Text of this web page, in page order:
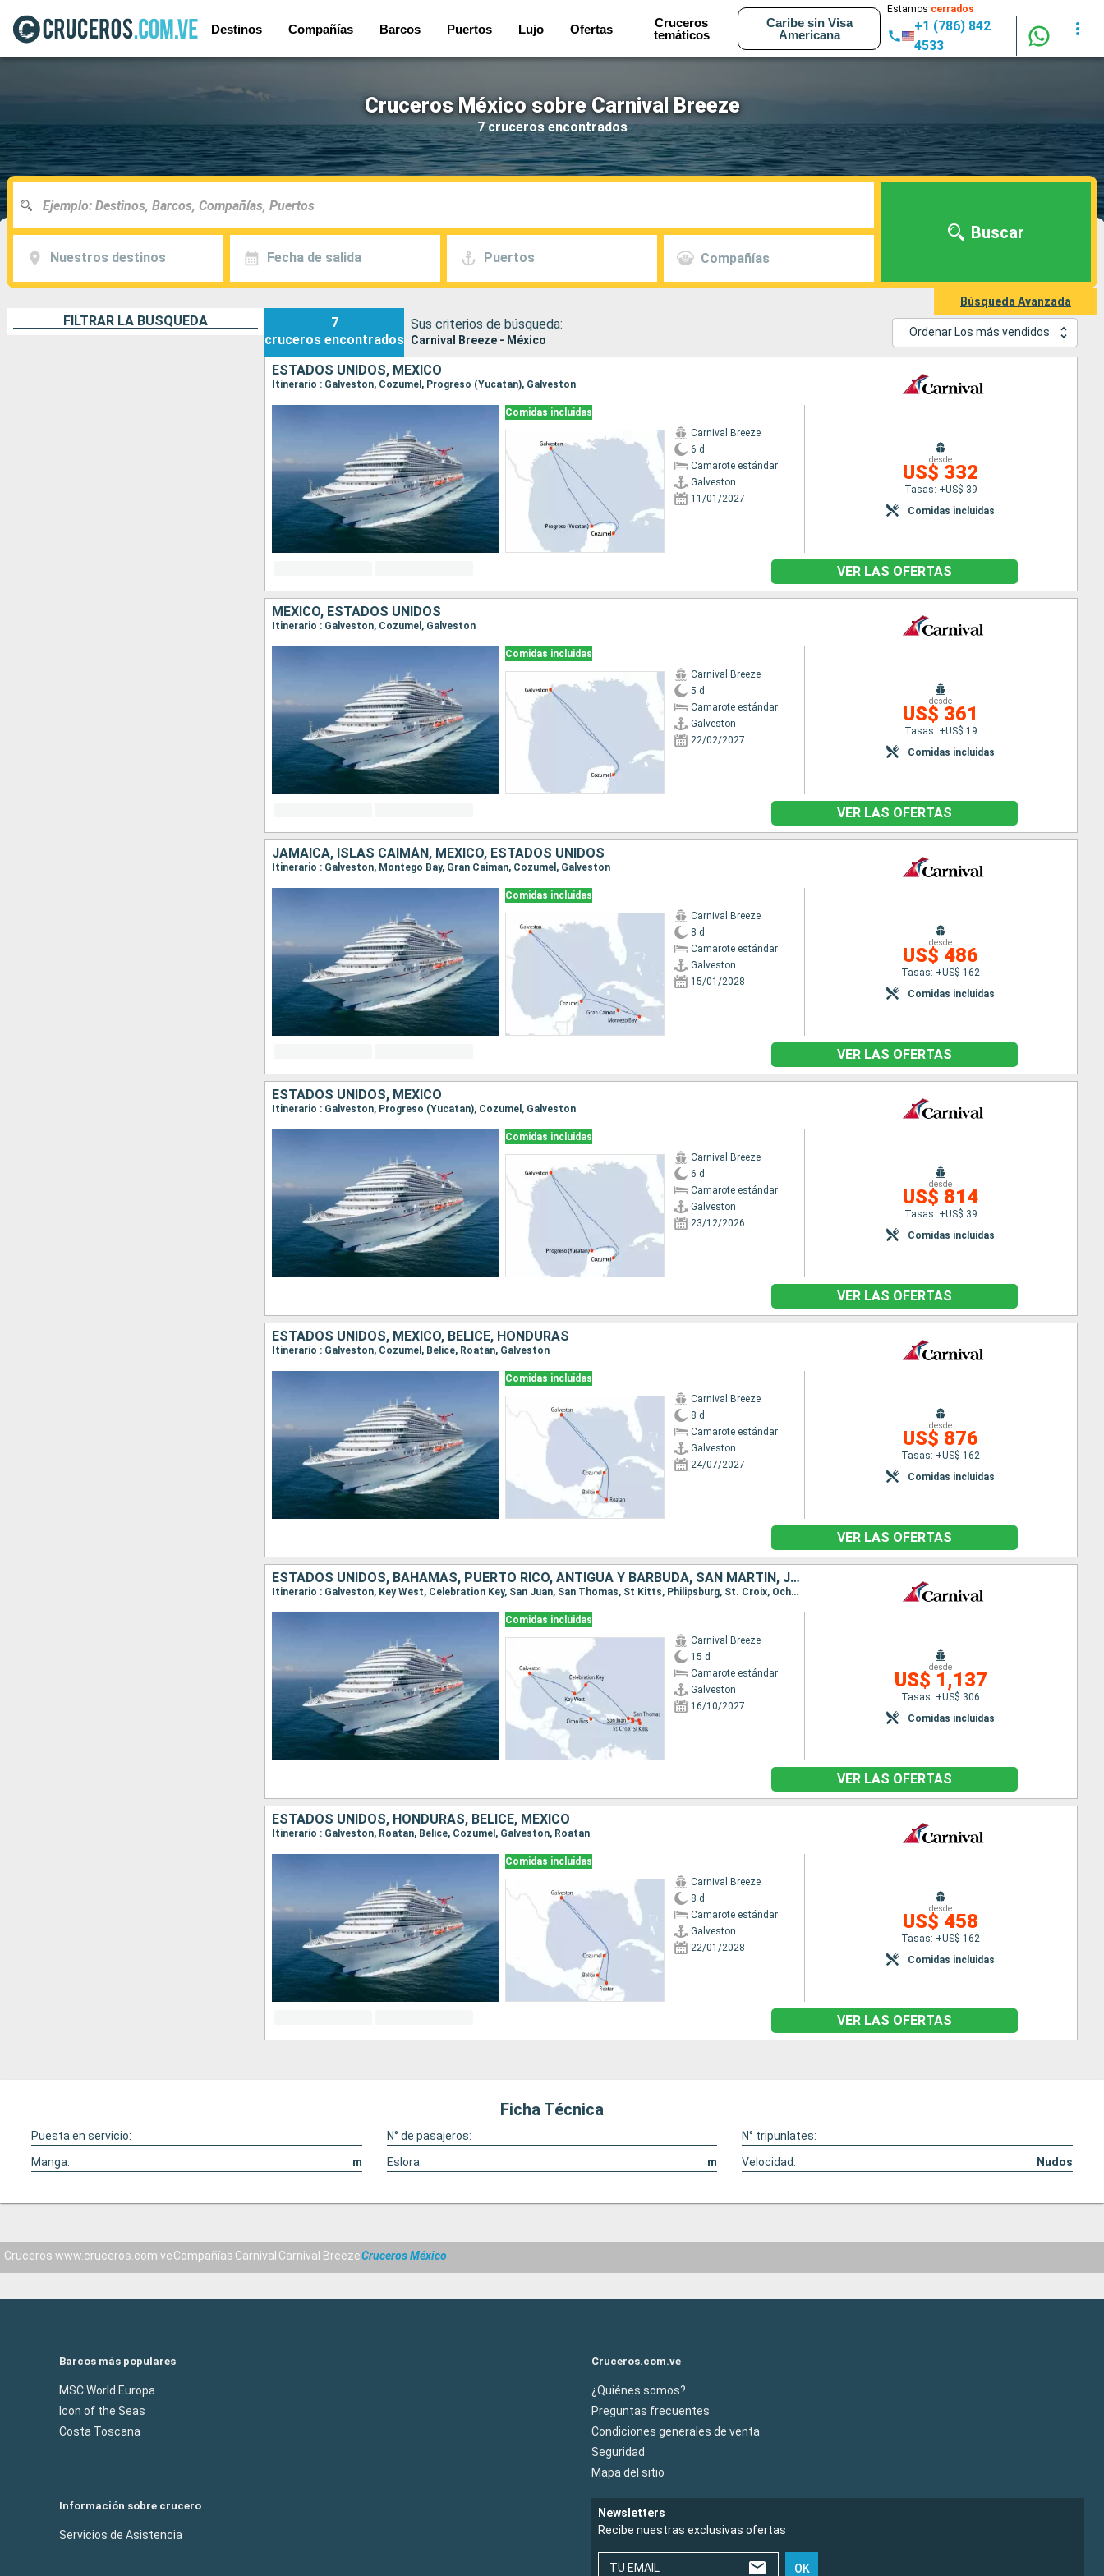
Destinos Compañías Barcos Puertos Lujo Ofertas
Cruceros
temáticos
Caribe sin Visa
Americana
Estamos cerrados
+1 (786) 842
4533
Cruceros México sobre Carnival Breeze
7 cruceros encontrados
Nuestros destinos Fecha de salida Puertos Compañías
Buscar
Búsqueda Avanzada
FILTRAR LA BÚSQUEDA
7
cruceros encontrados
Sus criterios de búsqueda:
Carnival Breeze - México
Ordenar Los más vendidos
ESTADOS UNIDOS, MÉXICO
Itinerario : Galveston, Cozumel, Progreso (Yucatan), Galveston
Comidas incluidas
Carnival Breeze
6 d
Camarote estándar
Galveston
11/01/2027
desde
US$ 332
Tasas: +US$ 39
Comidas incluidas
VER LAS OFERTAS
MÉXICO, ESTADOS UNIDOS
Itinerario : Galveston, Cozumel, Galveston
Comidas incluidas
Carnival Breeze
5 d
Camarote estándar
Galveston
22/02/2027
desde
US$ 361
Tasas: +US$ 19
Comidas incluidas
VER LAS OFERTAS
JAMAICA, ISLAS CAIMÁN, MÉXICO, ESTADOS UNIDOS
Itinerario : Galveston, Montego Bay, Gran Caiman, Cozumel, Galveston
Comidas incluidas
Carnival Breeze
8 d
Camarote estándar
Galveston
15/01/2028
desde
US$ 486
Tasas: +US$ 162
Comidas incluidas
VER LAS OFERTAS
ESTADOS UNIDOS, MÉXICO
Itinerario : Galveston, Progreso (Yucatan), Cozumel, Galveston
Comidas incluidas
Carnival Breeze
6 d
Camarote estándar
Galveston
23/12/2026
desde
US$ 814
Tasas: +US$ 39
Comidas incluidas
VER LAS OFERTAS
ESTADOS UNIDOS, MÉXICO, BELICE, HONDURAS
Itinerario : Galveston, Cozumel, Belice, Roatan, Galveston
Comidas incluidas
Carnival Breeze
8 d
Camarote estándar
Galveston
24/07/2027
desde
US$ 876
Tasas: +US$ 162
Comidas incluidas
VER LAS OFERTAS
ESTADOS UNIDOS, BAHAMAS, PUERTO RICO, ANTIGUA Y BARBUDA, SAN MARTÍN, JAMAICA
Itinerario : Galveston, Key West, Celebration Key, San Juan, San Thomas, St Kitts, Philipsburg, St. Croix, Ocho Rios, Galveston
Comidas incluidas
Carnival Breeze
15 d
Camarote estándar
Galveston
16/10/2027
desde
US$ 1,137
Tasas: +US$ 306
Comidas incluidas
VER LAS OFERTAS
ESTADOS UNIDOS, HONDURAS, BELICE, MÉXICO
Itinerario : Galveston, Roatan, Belice, Cozumel, Galveston, Roatan
Comidas incluidas
Carnival Breeze
8 d
Camarote estándar
Galveston
22/01/2028
desde
US$ 458
Tasas: +US$ 162
Comidas incluidas
VER LAS OFERTAS
Ficha Técnica
Puesta en servicio: N° de pasajeros:
N° tripunlates:
Manga:
m Eslora: m Velocidad: Nudos
Cruceros www.cruceros.com.veCompañías Carnival Carnival BreezeCruceros México
Barcos más populares
MSC World Europa
Icon of the Seas
Costa Toscana
Cruceros.com.ve
¿Quiénes somos?
Preguntas frecuentes
Condiciones generales de venta
Seguridad
Mapa del sitio
Información sobre crucero
Servicios de Asistencia
Newsletters
Recibe nuestras exclusivas ofertas
TU EMAIL OK